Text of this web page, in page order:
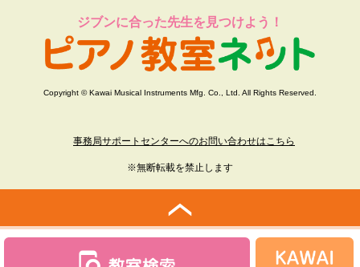
ジブンに合った先生を見つけよう！
Copyright © Kawai Musical Instruments Mfg. Co., Ltd. All Rights Reserved.
事務局サポートセンターへのお問い合わせはこちら
※無断転載を禁止します